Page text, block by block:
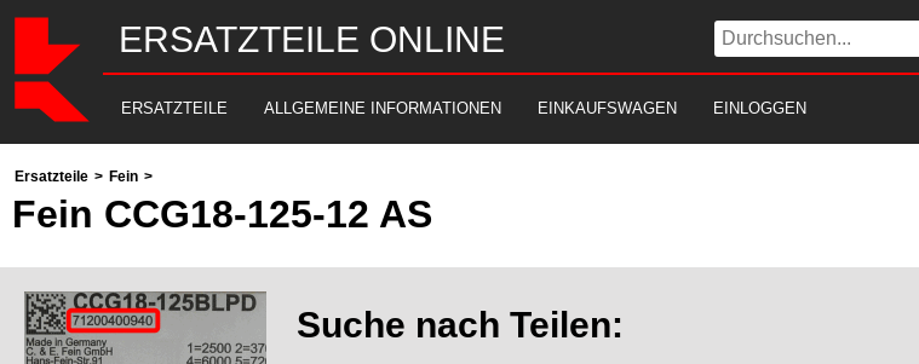
ERSATZTEILE ONLINE
ERSATZTEILE ALLGEMEINE INFORMATIONEN EINKAUFSWAGEN EINLOGGEN
Ersatzteile > Fein >
Fein CCG18-125-12 AS
Suche nach Teilen: